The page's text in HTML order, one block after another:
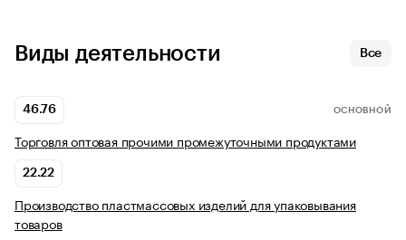
Виды деятельности Все
46.76 ОСНОВНОЙ
Торговля оптовая прочими промежуточными продуктами
22.22
Производство пластмассовых изделий для упаковывания
товаров